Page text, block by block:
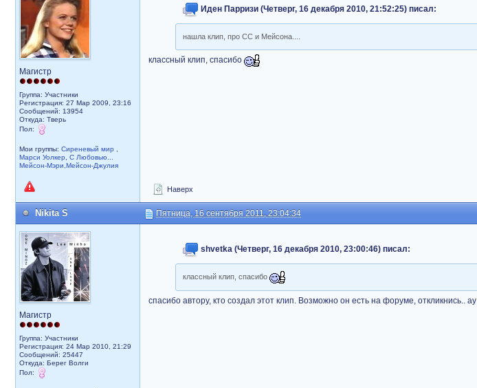
Магистр
Группа: Участники
Регистрация: 27 Мар 2009, 23:16
Сообщений: 13954
Откуда: Тверь
Пол:
Мои группы: Сиреневый мир
Марси Уолкер
С Любовью...
Мейсон-Мэри,Мейсон-Джулия
Иден Парризи (Четверг, 16 декабря 2010, 21:52:25) писал:
нашла клип, про СС и Мейсона....
классный клип, спасибо
Наверх
Nikita S Пятница, 16 сентября 2011, 23:04:34
Магистр
Группа: Участники
Регистрация: 24 Мар 2010, 21:29
Сообщений: 25447
Откуда: Берег Волги
Пол:
shvetka (Четверг, 16 декабря 2010, 23:00:46) писал:
классный клип, спасибо
спасибо автору, кто создал этот клип. Возможно он есть на форуме, откликнись.. ау